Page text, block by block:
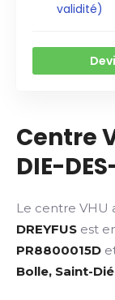
validité)
Centre
DIE-
Le centre VHU
DREYFUS est
PR8800015D
Bolle, Saint-